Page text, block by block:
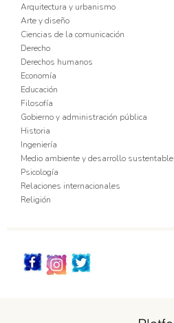
Arquitectura y urbanismo
Arte y diseño
Ciencias de la comunicación
Derecho
Derechos humanos
Economía
Educación
Filosofía
Gobierno y administración pública
Historia
Ingeniería
Medio ambiente y desarrollo sustentable
Psicología
Relaciones internacionales
Religión
Redes_Sociales